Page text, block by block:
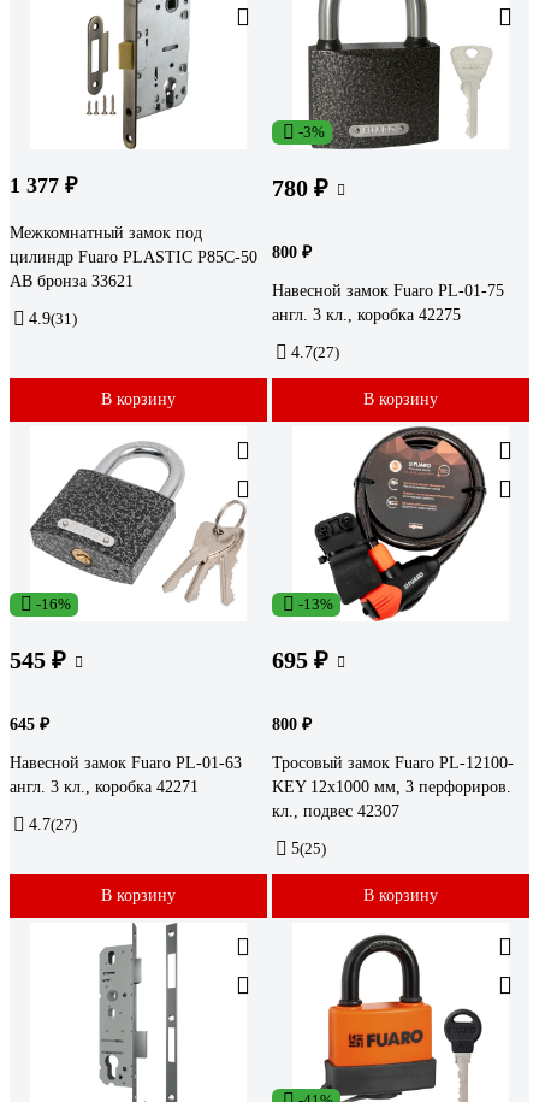
1 377 ₽
Межкомнатный замок под
цилиндр Fuaro PLASTIC P85C-50
AB бронза 33621
4.9(31)
В корзину
-3%
780 ₽
800 ₽
Навесной замок Fuaro PL-01-75
англ. 3 кл., коробка 42275
4.7(27)
В корзину
-16%
545 ₽
645 ₽
Навесной замок Fuaro PL-01-63
англ. 3 кл., коробка 42271
4.7(27)
В корзину
-13%
695 ₽
800 ₽
Тросовый замок Fuaro PL-12100-
KEY 12x1000 мм, 3 перфориров.
кл., подвес 42307
5(25)
В корзину